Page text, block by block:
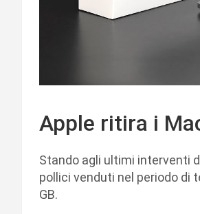
Apple ritira i
Stando agli ultimi interventi
pollici venduti nel periodo di
GB.